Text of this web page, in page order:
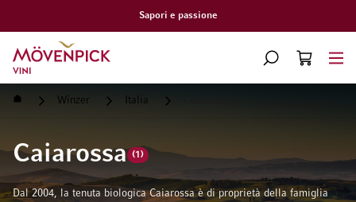
Vai alla Home Page
CERCA
CART
Home Winzer Italia
Caiarossa (1)
Dal 2004, la tenuta biologica Caiarossa è di proprietà della famiglia